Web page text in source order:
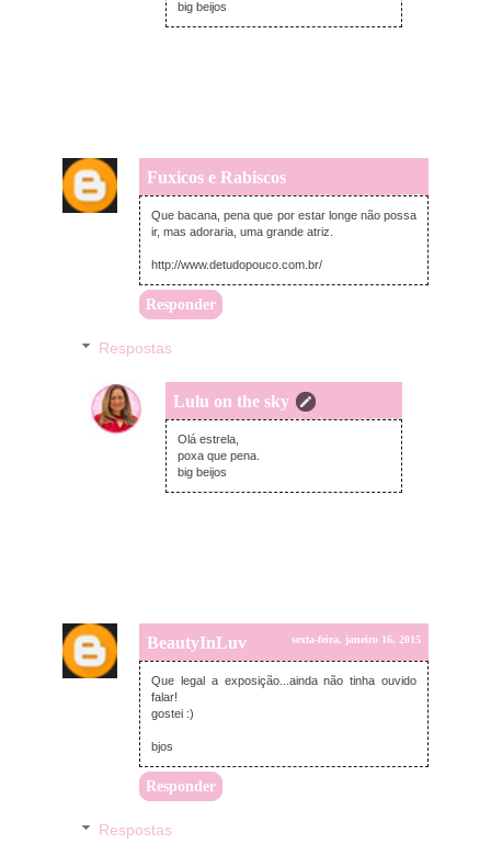
big beijos
Fuxicos e Rabiscos
sexta-feira, janeiro 16, 2015
Que bacana, pena que por estar longe não possa
ir, mas adoraria, uma grande atriz.
http://www.detudopouco.com.br/
Responder
Respostas
Lulu on the sky
sexta-feira, janeiro 16, 2015
Olá estrela,
poxa que pena.
big beijos
BeautyInLuv sexta-feira, janeiro 16, 2015
Que legal a exposição...ainda não tinha ouvido
falar!
gostei :)
bjos
Responder
Respostas